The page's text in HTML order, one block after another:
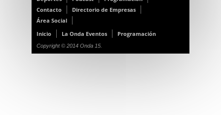
Contacto
Directorio de Empresas
Área Social
Inicio
La Onda Eventos Programación
Copyright © 2014 Onda 15.